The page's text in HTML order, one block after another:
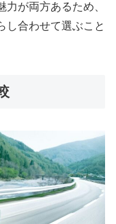
が両方あるため、
し合わせて選ぶこと